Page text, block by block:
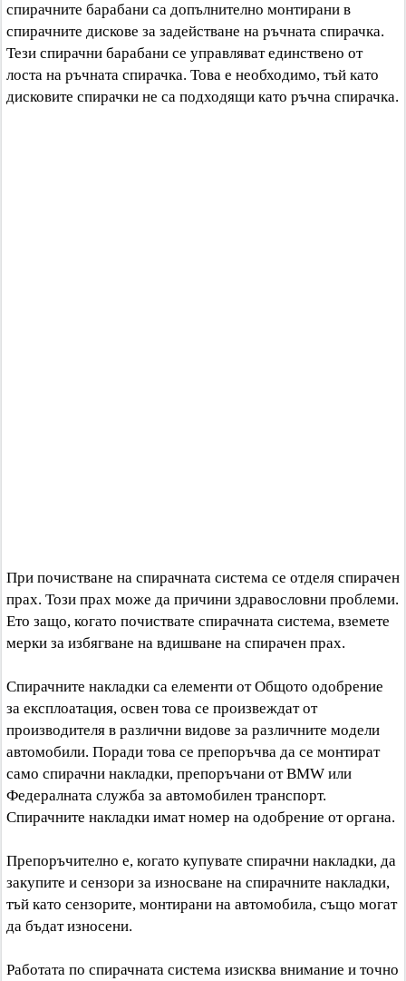
спирачните барабани са допълнително монтирани в
спирачните дискове за задействане на ръчната спирачка.
Тези спирачни барабани се управляват единствено от
лоста на ръчната спирачка. Това е необходимо, тъй като
дисковите спирачки не са подходящи като ръчна спирачка.
При почистване на спирачната система се отделя спирачен
прах. Този прах може да причини здравословни проблеми.
Ето защо, когато почиствате спирачната система, вземете
мерки за избягване на вдишване на спирачен прах.
Спирачните накладки са елементи от Общото одобрение
за експлоатация, освен това се произвеждат от
производителя в различни видове за различните модели
автомобили. Поради това се препоръчва да се монтират
само спирачни накладки, препоръчани от BMW или
Федералната служба за автомобилен транспорт.
Спирачните накладки имат номер на одобрение от органа.
Препоръчително е, когато купувате спирачни накладки, да
закупите и сензори за износване на спирачните накладки,
тъй като сензорите, монтирани на автомобила, също могат
да бъдат износени.
Работата по спирачната система изисква внимание и точно